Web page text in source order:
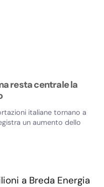
resta centrale la
italiane tornano a
un aumento dello